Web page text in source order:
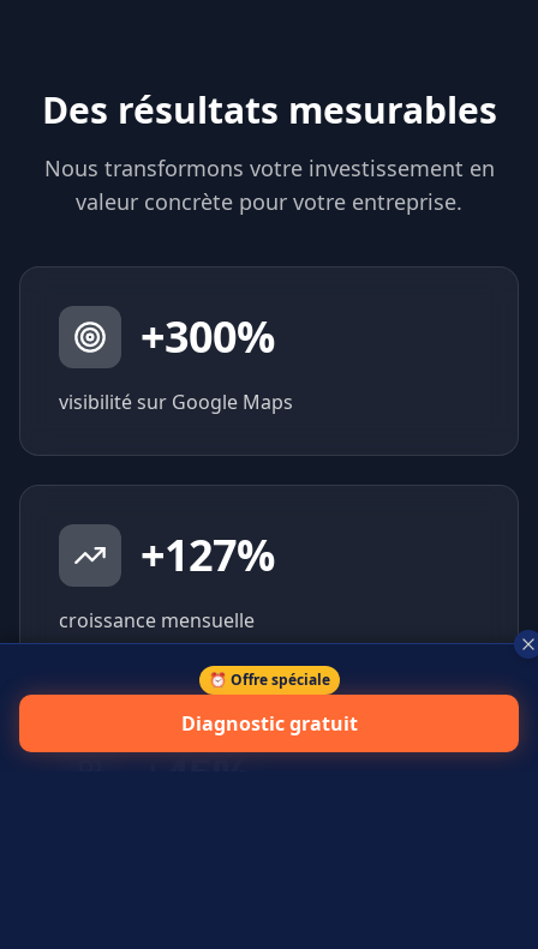
Des résultats mesurables
Nous transformons votre investissement en
valeur concrète pour votre entreprise.
+300%
visibilité sur Google Maps
+127%
croissance mensuelle
+45%
⏰ Offre spéciale
Diagnostic gratuit